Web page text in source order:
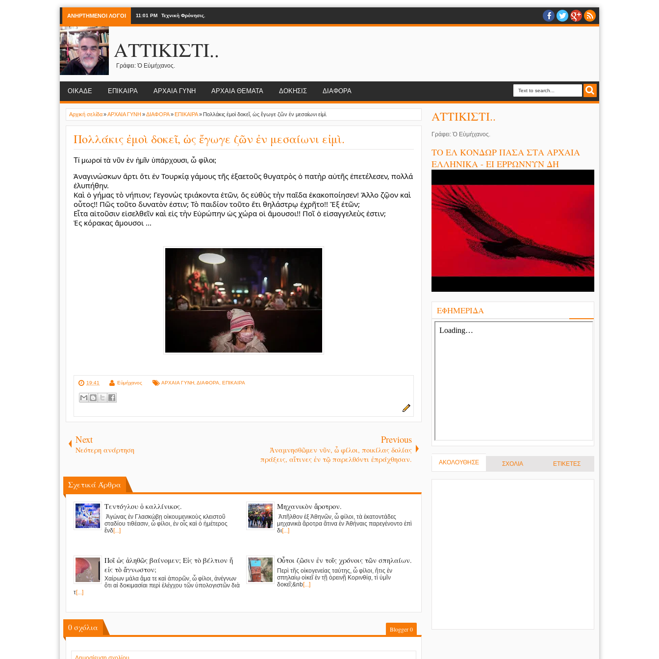
ΑΝΗΡΤΗΜΕΝΟΙ ΛΟΓΟΙ 11:01 PM Τεχνικὴ Φρόνησις.
ΑΤΤΙΚΙΣΤΙ..
Γράφει: Ὁ Εὐμήχανος.
ΟΙΚΑΔΕ ΕΠΙΚΑΙΡΑ ΑΡΧΑΙΑ ΓΥΝΗ ΑΡΧΑΙΑ ΘΕΜΑΤΑ ΔΟΚΗΣΙΣ ΔΙΑΦΟΡΑ
Αρχική σελίδα»ΑΡΧΑΙΑ ΓΥΝΗ »ΔΙΑΦΟΡΑ»ΕΠΙΚΑΙΡΑ» Πολλάκις ἐμοὶ δοκεῖ, ὡς ἔγωγε ζῶν ἐν μεσαίωνι εἰμὶ.
Πολλάκις ἐμοὶ δοκεῖ, ὡς ἔγωγε ζῶν ἐν μεσαίωνι εἰμὶ.
Τί μωροί τὰ νῦν ἐν ἡμῖν ὑπάρχουσι, ὦ φίλοι;
Ἀναγινώσκων ἄρτι ὅτι ἐν Τουρκίᾳ γάμους τῆς ἑξαετοῦς θυγατρὸς ὁ πατὴρ αὐτῆς ἐπετέλεσεν, πολλά
ἐλυπήθην.
Καὶ ὁ γήμας τὸ νήπιον; Γεγονὼς τριάκοντα ἐτῶν, ὅς εὐθὺς τὴν παῖδα ἐκακοποίησεν! Ἄλλο ζῷον καὶ
οὗτος!! Πῶς τοῦτο δυνατὸν ἐστιν; Τὸ παιδίον τοῦτο ἔτι θηλάστρῳ ἐχρῆτο!! Ἕξ ἐτῶν;
Εἶτα αἰτοῦσιν εἰσελθεῖν καὶ εἰς τὴν Εὐρώπην ὡς χώρα οἱ ἄμουσοι!! Ποῖ ὁ εἰσαγγελεὺς ἐστιν;
Ἐς κόρακας ἄμουσοι ...
19:41 Εὐμήχανος ΑΡΧΑΙΑ ΓΥΝΗ ΔΙΑΦΟΡΑ ΕΠΙΚΑΙΡΑ
Next
Νεότερη ανάρτηση
Previous
Ἀναμνησθῶμεν νῦν, ὦ φίλοι, ποικίλας δολίας
πράξεις, αἵτινες ἐν τῷ παρελθόντι ἐπράχθησαν.
Σχετικά Άρθρα
Τεντόγλου ὁ καλλίνικος.
Ἀγώνας ἐν Γλασκώβῃ οἰκουμενικοὺς κλειστοῦ
σταδίου τιθέασιν, ὦ φίλοι, ἐν οἷς καὶ ὁ ἡμέτερος
ἔνδ [...]
Μηχανικὸν ἄροτρον.
Ἀπῆλθον ἐξ Ἀθηνῶν, ὦ φίλοι, τὰ ἑκατοντάδες
μηχανικὰ ἄροτρα ἅτινα ἐν Ἀθήναις παρεγένοντο ἐπὶ
δι [...]
Ποῖ ὡς ἀληθῶς βαίνομεν; Εἰς τὸ βέλτιον ἤ
εἰς τὸ ἄγνωστον;
Χαίρων μάλα ἅμα τε καὶ ἀπορῶν, ὦ φίλοι, ἀνέγνων
ὅτι αἱ δοκιμασίαι περὶ ἐλέγχου τῶν ὑπολογιστῶν διὰ
τ[...]
Οὗτοι ζῶσιν ἐν τοῖς χρόνοις τῶν σπηλαίων.
Περὶ τῆς οἰκογενείας ταύτης, ὦ φίλοι, ἥτις ἐν
σπηλαίῳ οἰκεῖ ἐν τῇ ὀρεινῇ Κορινθίᾳ, τὶ ὑμῖν
δοκεῖ;&nb[...]
0 σχόλια Blogger0
ΑΤΤΙΚΙΣΤΙ..
Γράφει: Ὁ Εὐμήχανος.
ΤΟ ΕΛ ΚΟΝΔΩΡ ΠΑΣΑ ΣΤΑ ΑΡΧΑΙΑ
ΕΛΛΗΝΙΚΑ - ΕΙ ΕΡΡΩΝΝΥΝ ΔΗ
ΕΦΗΜΕΡΙΔΑ
ΑΚΟΛΟΥΘΗΣΕ ΣΧΟΛΙΑ ΕΤΙΚΕΤΕΣ